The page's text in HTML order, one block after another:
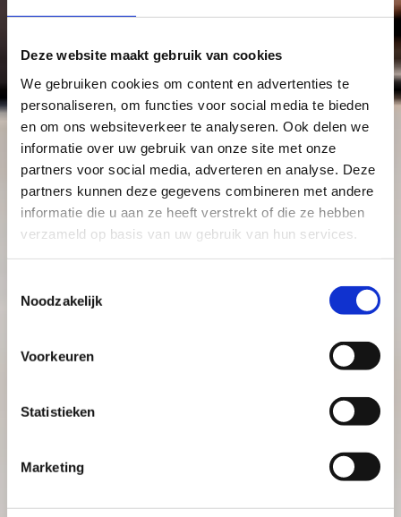
Deze website maakt gebruik van cookies
We gebruiken cookies om content en advertenties te
personaliseren, om functies voor social media te bieden
en om ons websiteverkeer te analyseren. Ook delen we
informatie over uw gebruik van onze site met onze
partners voor social media, adverteren en analyse. Deze
partners kunnen deze gegevens combineren met andere
informatie die u aan ze heeft verstrekt of die ze hebben
verzameld op basis van uw gebruik van hun services.
Noodzakelijk
Voorkeuren
Statistieken
Marketing